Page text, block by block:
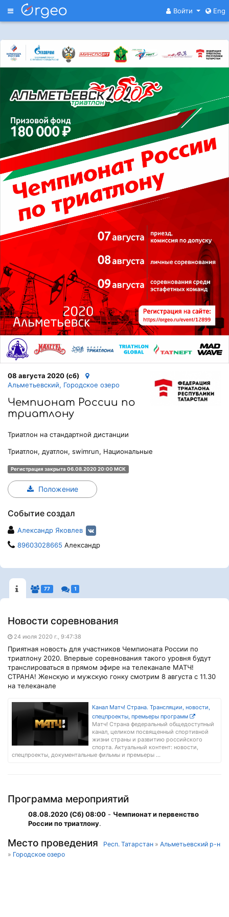
Меню Войти Eng
08 августа 2020 (сб)
Альметьевский, Городское озеро
Чемпионат России по
триатлону
Триатлон на стандартной дистанции
Триатлон, дуатлон, swimrun, Национальные
Регистрация закрыта 06.08.2020 20:00 МСК
Положение
Событие создал
Александр Яковлев
89603028665 Александр
77 1
Новости соревнования
24 июля 2020 г., 9:47:38
Приятная новость для участников Чемпионата России по
триатлону 2020. Впервые соревнования такого уровня будут
транслироваться в прямом эфире на телеканале МАТЧ!
CТРАНА! Женскую и мужскую гонку смотрим 8 августа с 11.30
на телеканале
Канал Матч! Cтрана. Трансляции, новости,
спецпроекты, премьеры программ
Матч! Cтрана федеральный общедоступный
канал, целиком посвященный спортивной
жизни страны и развитию российского
спорта. Актуальный контент: новости,
спецпроекты, документальные фильмы и премьеры ...
Программа мероприятий
08.08.2020 (Сб) 08:00 - Чемпионат и первенство
России по триатлону.
Место проведения Респ. Татарстан » Альметьевский р-н
» Городское озеро